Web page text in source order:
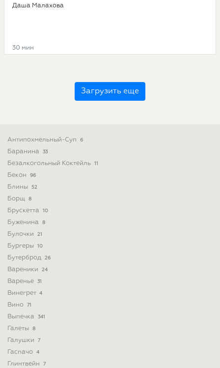
Даша Малахова
30 мин
Загрузить еще
Антипохмельный-Суп 6
Баранина 33
Безалкогольный Коктейль 11
Бекон 96
Блины 52
Борщ 8
Брускетта 10
Буженина 8
Булочки 21
Бургеры 10
Бутерброд 26
Вареники 24
Варенье 31
Винегрет 4
Вино 71
Выпечка 341
Галеты 8
Галушки 7
Гаспачо 4
Глинтвейн 7